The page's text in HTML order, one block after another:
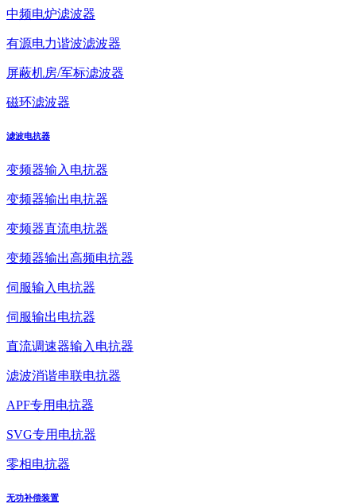
中频电炉滤波器
有源电力谐波滤波器
屏蔽机房/军标滤波器
磁环滤波器
滤波电抗器
变频器输入电抗器
变频器输出电抗器
变频器直流电抗器
变频器输出高频电抗器
伺服输入电抗器
伺服输出电抗器
直流调速器输入电抗器
滤波消谐串联电抗器
APF专用电抗器
SVG专用电抗器
零相电抗器
无功补偿装置